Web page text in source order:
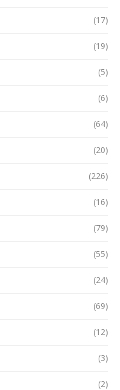
(17)
(19)
(5)
(6)
(64)
(20)
(226)
(16)
(79)
(55)
(24)
(69)
(12)
(3)
(2)